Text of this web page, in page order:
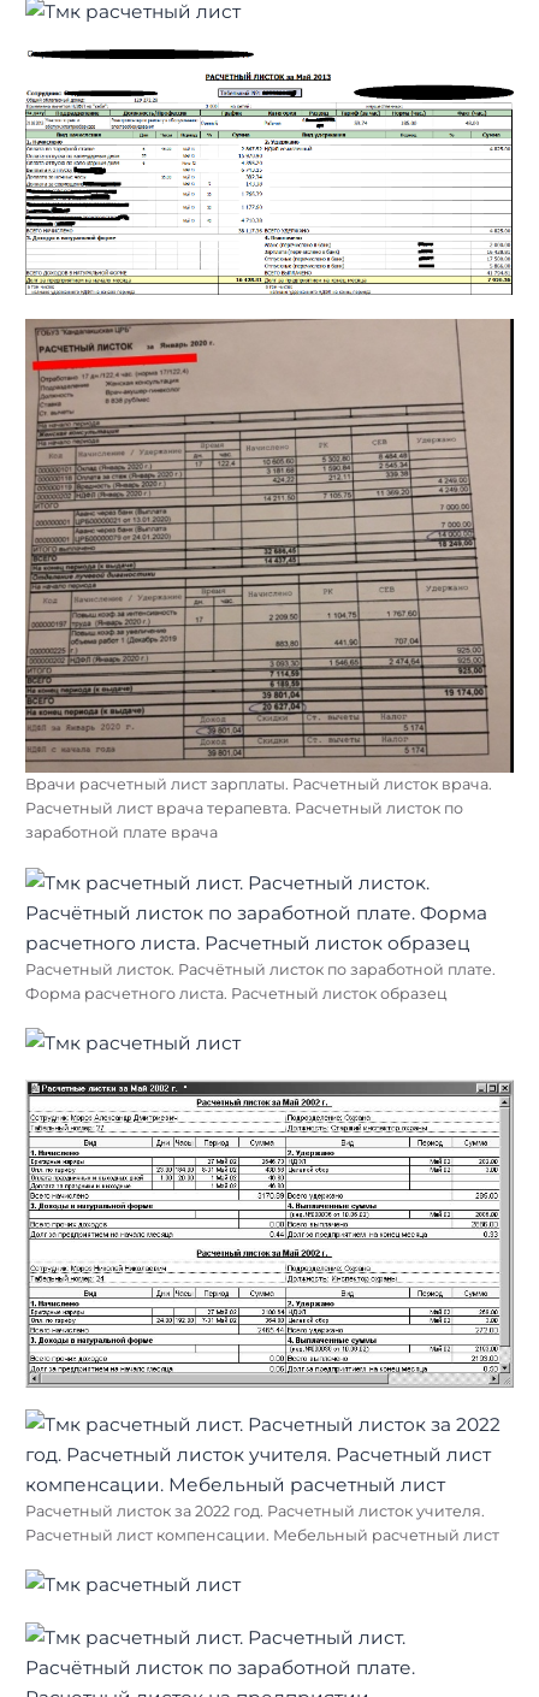
Врачи расчетный лист зарплаты. Расчетный листок врача.
Расчетный лист врача терапевта. Расчетный листок по
заработной плате врача
Расчетный листок. Расчётный листок по заработной плате.
Форма расчетного листа. Расчетный листок образец
Расчетный листок за 2022 год. Расчетный листок учителя.
Расчетный лист компенсации. Мебельный расчетный лист